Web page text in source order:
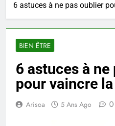
6 astuces à ne pas oublier
BIEN ÊTRE
6 astuces à
pour vaincre
Arisoa 5 Ans Ago 0